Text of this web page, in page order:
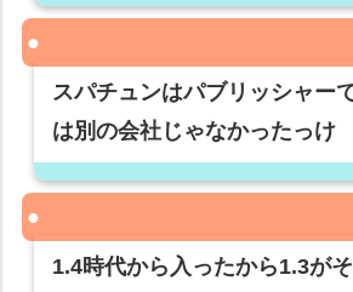
スパチュンはパブリッシャー
は別の会社じゃなかったっけ
1.4時代から入ったから1.3が